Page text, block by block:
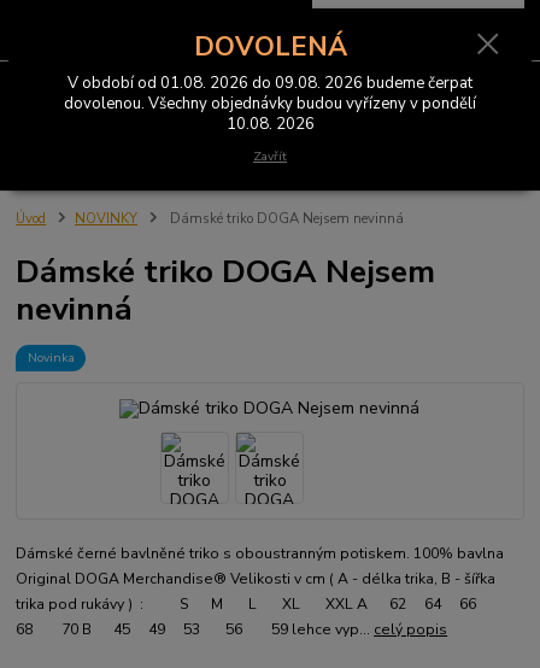
Menu
0 Kč
Úvod NOVINKY Dámské triko DOGA Nejsem nevinná
Dámské triko DOGA Nejsem
nevinná
Novinka
Dámské černé bavlněné triko s oboustranným potiskem. 100% bavlna
Original DOGA Merchandise® Velikosti v cm ( A - délka trika, B - šířka
trika pod rukávy ) : S M L XL XXL A 62 64 66
68 70 B 45 49 53 56 59 lehce vyp... celý popis
DOVOLENÁ
V období od 01.08. 2026 do 09.08. 2026 budeme čerpat
dovolenou. Všechny objednávky budou vyřízeny v pondělí
10.08. 2026
Zavřít